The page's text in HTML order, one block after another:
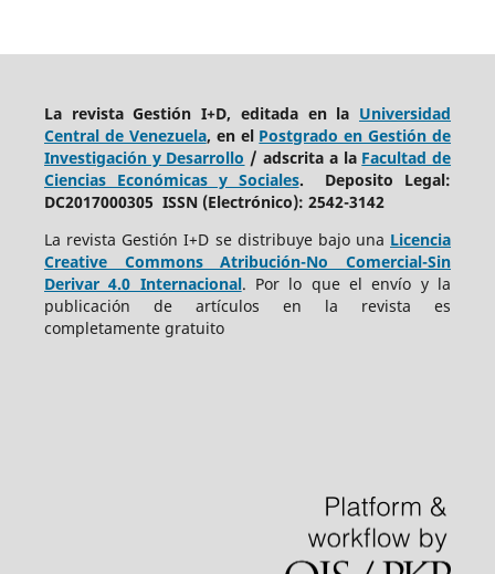
La revista Gestión I+D, editada en la Universidad
Central de Venezuela, en el Postgrado en Gestión de
Investigación y Desarrollo / adscrita a la Facultad de
Ciencias Económicas y Sociales. Deposito Legal:
DC2017000305 ISSN (Electrónico): 2542-3142
La revista Gestión I+D se distribuye bajo una Licencia
Creative Commons Atribución-No Comercial-Sin
Derivar 4.0 Internacional. Por lo que el envío y la
publicación de artículos en la revista es
completamente gratuito